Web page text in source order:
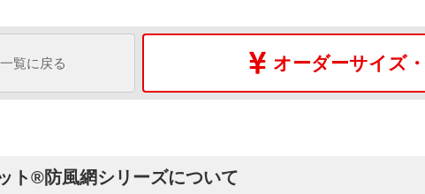
一覧に戻る オーダーサイズ・
ト®防風網シリーズについて